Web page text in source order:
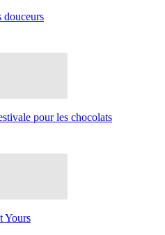
douceurs
pour les chocolats
Yours